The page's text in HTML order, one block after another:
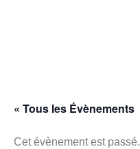
« Tous les Évènements
Cet évènement est passé.